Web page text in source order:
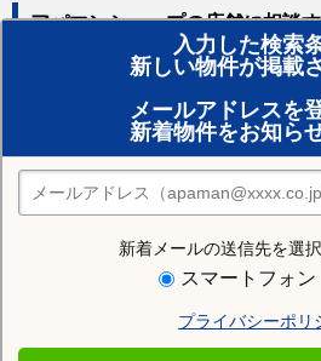
入力した検索
新しい物件が掲載
メールアドレスを
新着物件をお知ら
新着メールの送信先を選
スマートフォン
プライバシーポリ
アパマンショップの店舗に相談
賃貸のプロがお部屋探し！
おまかせ物件リクエスト
住みたい街の店舗を探す
店舗検索
山岸駅